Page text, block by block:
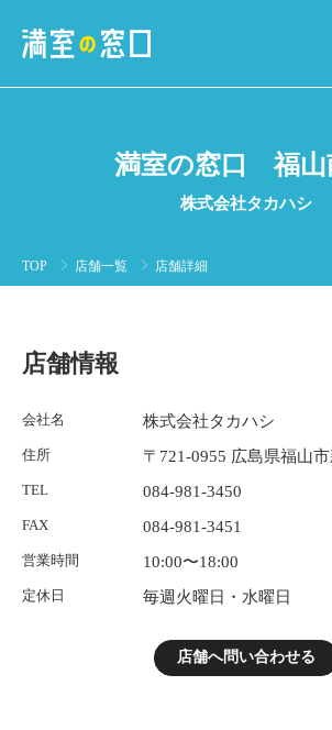
満室の窓口 福山
株式会社タカハシ
TOP 店舗一覧 店舗詳細
店舗情報
会社名 株式会社タカハシ
住所 〒721-0955 広島県福山
TEL 084-981-3450
FAX 084-981-3451
営業時間 10:00〜18:00
定休日 毎週火曜日・水曜日
店舗へ問い合わせる